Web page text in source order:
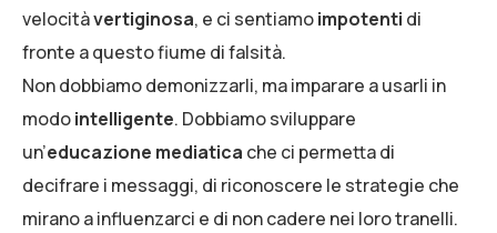
velocitàvertiginosa, e ci sentiamoimpotenti di
fronte a questo fiume di falsità.
Non dobbiamo demonizzarli, ma imparare a usarli in
modointelligente. Dobbiamo sviluppare
un’educazione mediatica che ci permetta di
decifrare i messaggi, di riconoscere le strategie che
mirano a influenzarci e di non cadere nei loro tranelli.